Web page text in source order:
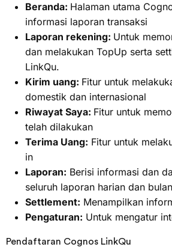
Beranda: Halaman utama
informasi laporan transaksi
Laporan rekening: Untuk
dan melakukan TopUp serta
LinkQu.
Kirim uang: Fitur untuk
domestik dan internasional
Riwayat Saya: Fitur untuk
telah dilakukan
Terima Uang: Fitur untuk
in
Laporan: Berisi informasi dan
seluruh laporan harian dan
Settlement: Menampilkan
Pengaturan: Untuk mengatur
Pendaftaran Cognos LinkQu